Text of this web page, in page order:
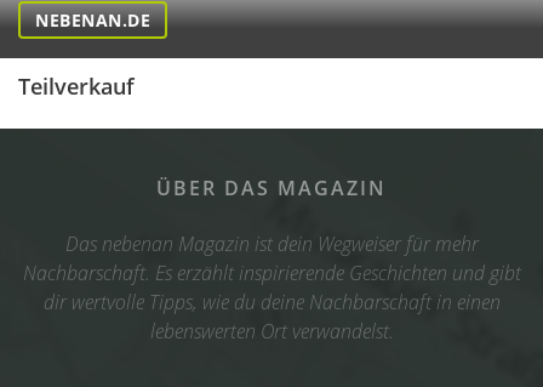
NEBENAN.DE
Teilverkauf
ÜBER DAS MAGAZIN
Das nebenan Magazin ist dein Wegweiser für mehr
Nachbarschaft. Es erzählt inspirierende Geschichten und gibt
dir wertvolle Tipps, wie du deine Nachbarschaft in einen
lebenswerten Ort verwandelst.